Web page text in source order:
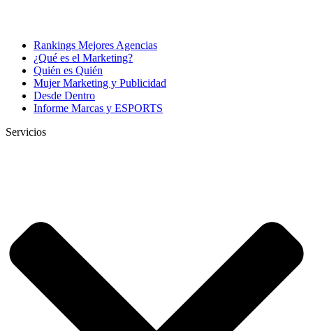
Rankings Mejores Agencias
¿Qué es el Marketing?
Quién es Quién
Mujer Marketing y Publicidad
Desde Dentro
Informe Marcas y ESPORTS
Servicios